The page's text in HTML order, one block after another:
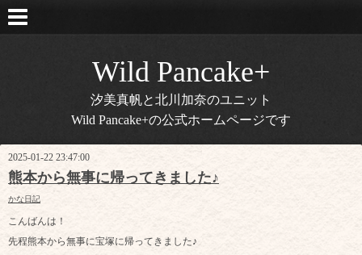
Wild Pancake+
汐美真帆と北川加奈のユニット
Wild Pancake+の公式ホームページです
2025-01-22 23:47:00
熊本から無事に帰ってきました♪
かな日記
こんばんは！
先程熊本から無事に宝塚に帰ってきました♪